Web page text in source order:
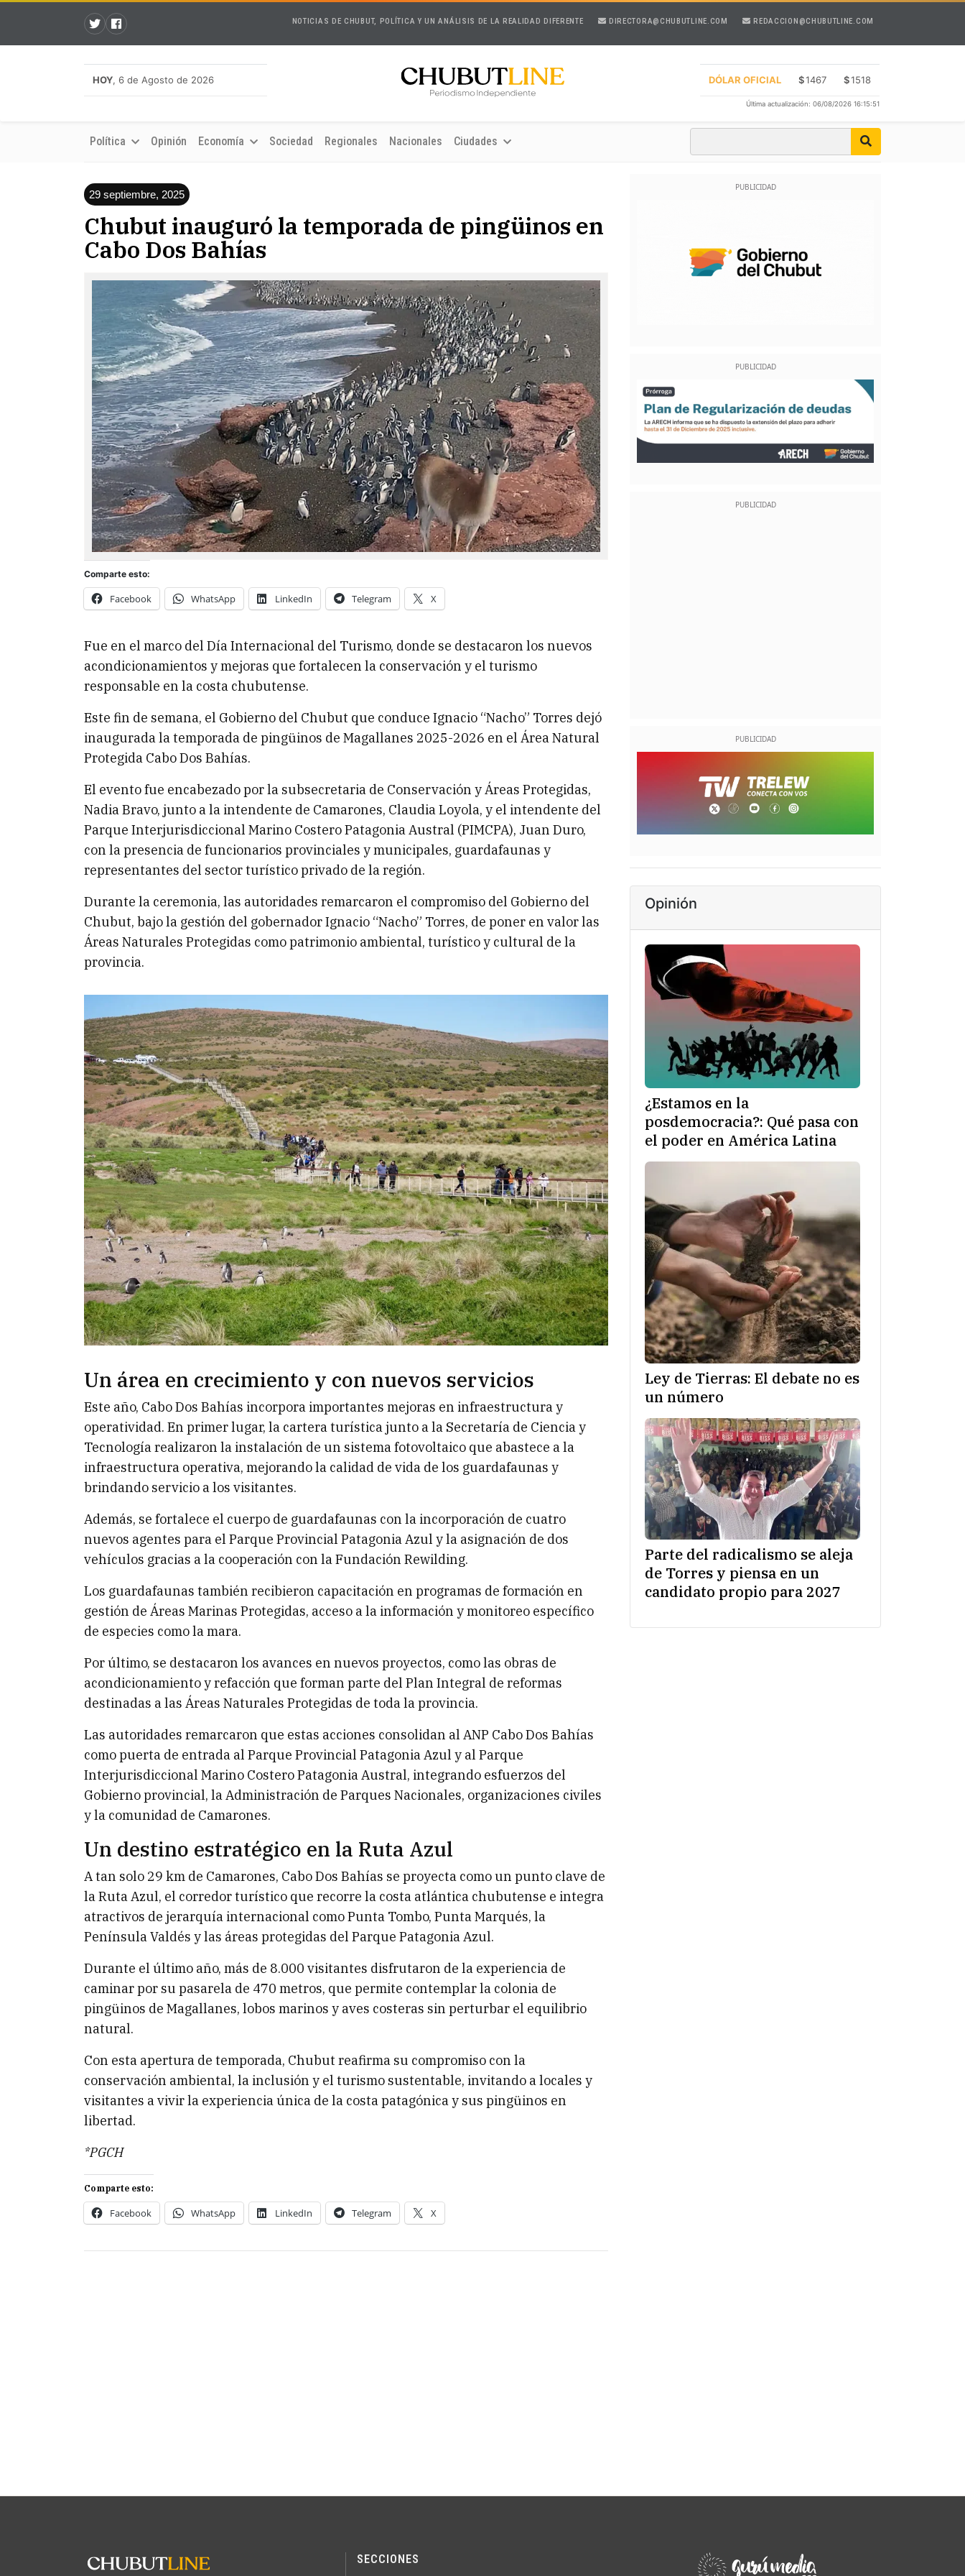
NOTICIAS DE CHUBUT, POLÍTICA Y UN ANÁLISIS DE LA REALIDAD DIFERENTE DIRECTORA@CHUBUTLINE.COM REDACCION@CHUBUTLINE.COM
HOY, 6 de Agosto de 2026 DÓLAR OFICIAL $1467 $1518
Última actualización: 06/08/2026 16:15:51
Política Opinión Economía Sociedad Regionales Nacionales Ciudades
29 septiembre, 2025
Chubut inauguró la temporada de pingüinos en
Cabo Dos Bahías
Comparte esto:
Facebook WhatsApp LinkedIn Telegram X
Fue en el marco del Día Internacional del Turismo, donde se destacaron los nuevos
acondicionamientos y mejoras que fortalecen la conservación y el turismo
responsable en la costa chubutense.
Este fin de semana, el Gobierno del Chubut que conduce Ignacio “Nacho” Torres dejó
inaugurada la temporada de pingüinos de Magallanes 2025-2026 en el Área Natural
Protegida Cabo Dos Bahías.
El evento fue encabezado por la subsecretaria de Conservación y Áreas Protegidas,
Nadia Bravo, junto a la intendente de Camarones, Claudia Loyola, y el intendente del
Parque Interjurisdiccional Marino Costero Patagonia Austral (PIMCPA), Juan Duro,
con la presencia de funcionarios provinciales y municipales, guardafaunas y
representantes del sector turístico privado de la región.
Durante la ceremonia, las autoridades remarcaron el compromiso del Gobierno del
Chubut, bajo la gestión del gobernador Ignacio “Nacho” Torres, de poner en valor las
Áreas Naturales Protegidas como patrimonio ambiental, turístico y cultural de la
provincia.
Un área en crecimiento y con nuevos servicios
Este año, Cabo Dos Bahías incorpora importantes mejoras en infraestructura y
operatividad. En primer lugar, la cartera turística junto a la Secretaría de Ciencia y
Tecnología realizaron la instalación de un sistema fotovoltaico que abastece a la
infraestructura operativa, mejorando la calidad de vida de los guardafaunas y
brindando servicio a los visitantes.
Además, se fortalece el cuerpo de guardafaunas con la incorporación de cuatro
nuevos agentes para el Parque Provincial Patagonia Azul y la asignación de dos
vehículos gracias a la cooperación con la Fundación Rewilding.
Los guardafaunas también recibieron capacitación en programas de formación en
gestión de Áreas Marinas Protegidas, acceso a la información y monitoreo específico
de especies como la mara.
Por último, se destacaron los avances en nuevos proyectos, como las obras de
acondicionamiento y refacción que forman parte del Plan Integral de reformas
destinadas a las Áreas Naturales Protegidas de toda la provincia.
Las autoridades remarcaron que estas acciones consolidan al ANP Cabo Dos Bahías
como puerta de entrada al Parque Provincial Patagonia Azul y al Parque
Interjurisdiccional Marino Costero Patagonia Austral, integrando esfuerzos del
Gobierno provincial, la Administración de Parques Nacionales, organizaciones civiles
y la comunidad de Camarones.
Un destino estratégico en la Ruta Azul
A tan solo 29 km de Camarones, Cabo Dos Bahías se proyecta como un punto clave de
la Ruta Azul, el corredor turístico que recorre la costa atlántica chubutense e integra
atractivos de jerarquía internacional como Punta Tombo, Punta Marqués, la
Península Valdés y las áreas protegidas del Parque Patagonia Azul.
Durante el último año, más de 8.000 visitantes disfrutaron de la experiencia de
caminar por su pasarela de 470 metros, que permite contemplar la colonia de
pingüinos de Magallanes, lobos marinos y aves costeras sin perturbar el equilibrio
natural.
Con esta apertura de temporada, Chubut reafirma su compromiso con la
conservación ambiental, la inclusión y el turismo sustentable, invitando a locales y
visitantes a vivir la experiencia única de la costa patagónica y sus pingüinos en
libertad.
*PGCH
Comparte esto:
Facebook WhatsApp LinkedIn Telegram X
Opinión
¿Estamos en la
posdemocracia?: Qué pasa con
el poder en América Latina
Ley de Tierras: El debate no es
un número
Parte del radicalismo se aleja
de Torres y piensa en un
candidato propio para 2027
SECCIONES